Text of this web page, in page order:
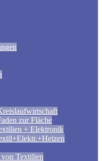
zur Fläche
+ Elektronik
von Textilien